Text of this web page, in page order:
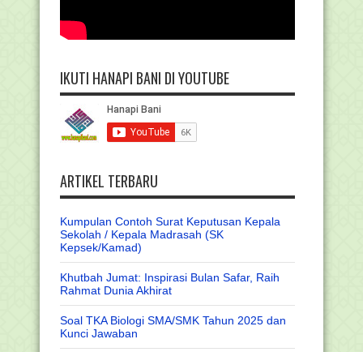
IKUTI HANAPI BANI DI YOUTUBE
ARTIKEL TERBARU
Kumpulan Contoh Surat Keputusan Kepala
Sekolah / Kepala Madrasah (SK
Kepsek/Kamad)
Khutbah Jumat: Inspirasi Bulan Safar, Raih
Rahmat Dunia Akhirat
Soal TKA Biologi SMA/SMK Tahun 2025 dan
Kunci Jawaban